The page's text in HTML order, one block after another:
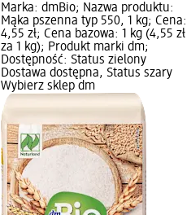
Marka: dmBio; Nazwa produktu:
Mąka pszenna typ 550, 1 kg; Cena:
4,55 zł; Cena bazowa: 1 kg (4,55 zł
za 1 kg); Produkt marki dm;
Dostępność: Status zielony
Dostawa dostępna, Status szary
Wybierz sklep dm